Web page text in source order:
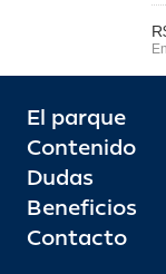
El parque
Contenido
Dudas
Beneficios
Contacto